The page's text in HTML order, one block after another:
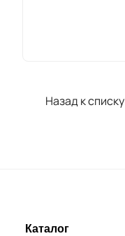
Назад к списку
Каталог